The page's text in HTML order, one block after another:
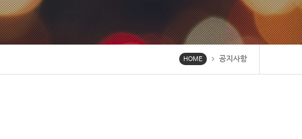
PrevNext
HOME chevron_right 공지사항